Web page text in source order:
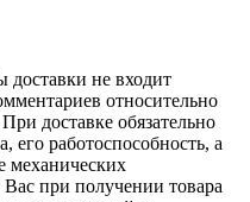
не входит
относительно
доставке обязательно
его работоспособность, а
механических
при получении товара